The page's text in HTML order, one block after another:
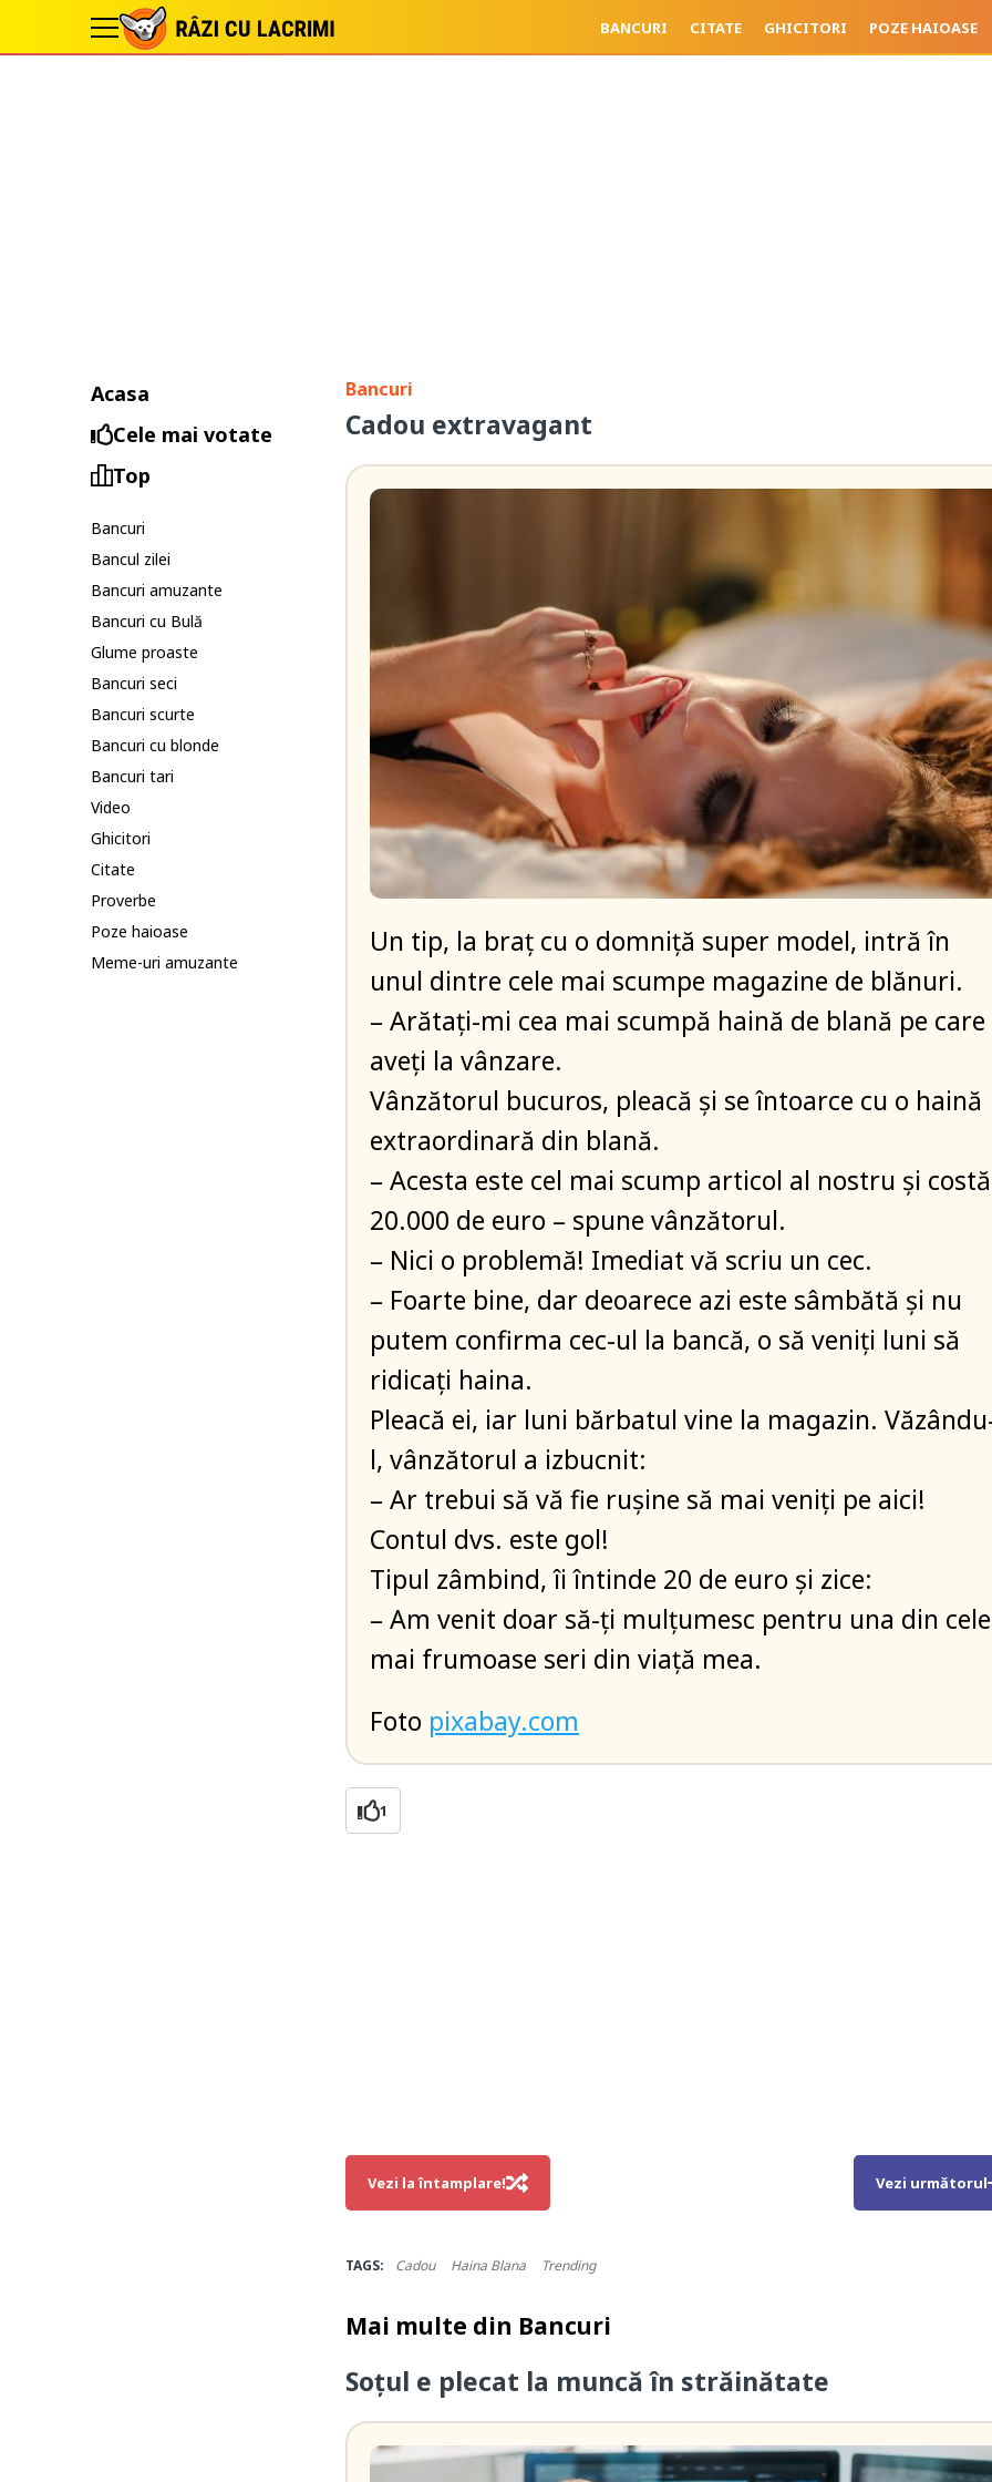
BANCURI CITATE GHICITORI POZE HAIOASE
Acasa
Cele mai votate
Top
Bancuri
Bancul zilei
Bancuri amuzante
Bancuri cu Bulă
Glume proaste
Bancuri seci
Bancuri scurte
Bancuri cu blonde
Bancuri tari
Video
Ghicitori
Citate
Proverbe
Poze haioase
Meme-uri amuzante
Bancuri
Cadou extravagant
Un tip, la braț cu o domniță super model, intră în
unul dintre cele mai scumpe magazine de blănuri.
– Arătați-mi cea mai scumpă haină de blană pe care
aveți la vânzare.
Vânzătorul bucuros, pleacă și se întoarce cu o haină
extraordinară din blană.
– Acesta este cel mai scump articol al nostru și costă
20.000 de euro – spune vânzătorul.
– Nici o problemă! Imediat vă scriu un cec.
– Foarte bine, dar deoarece azi este sâmbătă și nu
putem confirma cec-ul la bancă, o să veniți luni să
ridicați haina.
Pleacă ei, iar luni bărbatul vine la magazin.
l, vânzătorul a izbucnit:
– Ar trebui să vă fie rușine să mai veniți pe aici!
Contul dvs. este gol!
Tipul zâmbind, îi întinde 20 de euro și zice:
– Am venit doar să-ți mulțumesc pentru una din cele
mai frumoase seri din viață mea.
Foto pixabay.com
1
Vezi la întamplare! Vezi următorul
TAGS: Cadou Haina Blana Trending
Mai multe din Bancuri
Soțul e plecat la muncă în străinătate